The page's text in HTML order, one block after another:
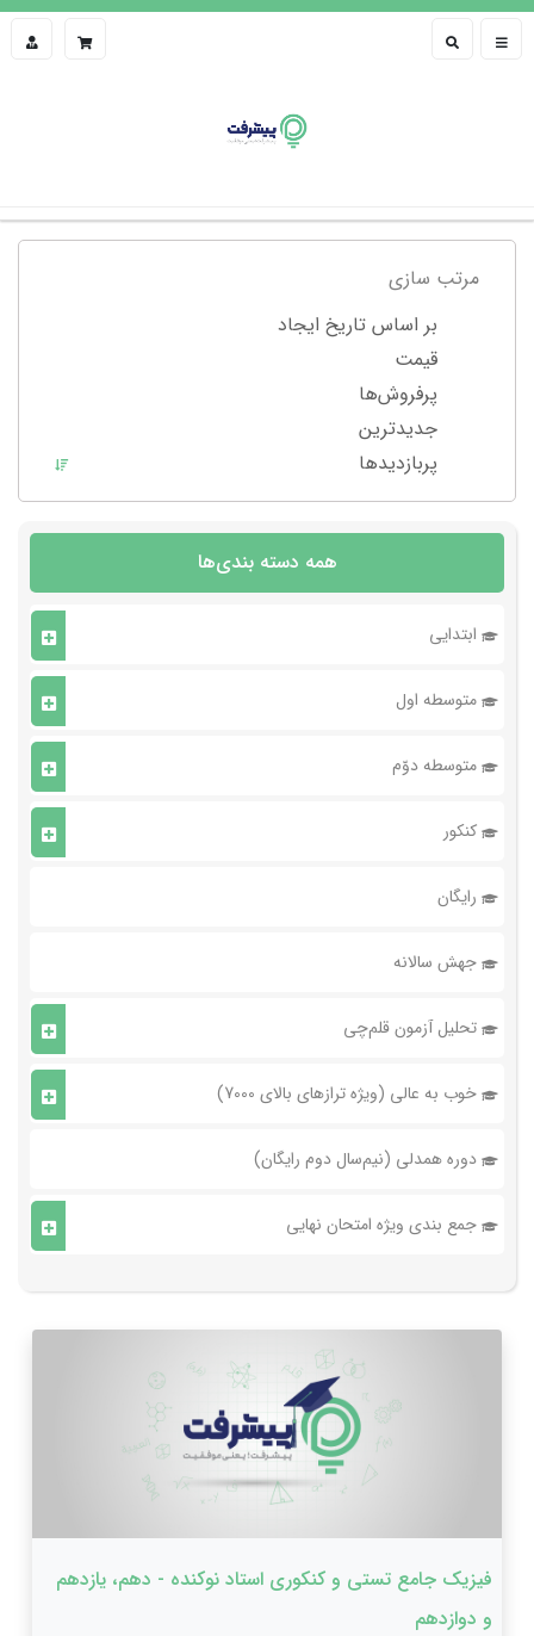
مرتب سازی
بر اساس تاریخ ایجاد
قیمت
پرفروش‌ها
جدیدترین
پربازدید‌ها
همه دسته بندی‌ها
ابتدایی
متوسطه اول
متوسطه دوّم
کنکور
رایگان
جهش سالانه
تحلیل آزمون قلم‌چی
خوب به عالی (ویژه ترازهای بالای 7000)
دوره همدلی (نیم‌سال دوم رایگان)
جمع بندی ویژه امتحان نهایی
فیزیک جامع تستی و کنکوری استاد نوکنده - دهم، یازدهم
و دوازدهم